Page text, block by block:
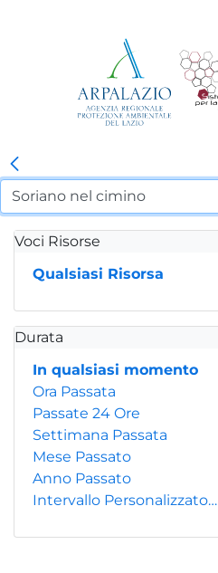
Voci Risorse
Qualsiasi Risorsa
Durata
In qualsiasi momento
Ora Passata
Passate 24 Ore
Settimana Passata
Mese Passato
Anno Passato
Intervallo Personalizzato…